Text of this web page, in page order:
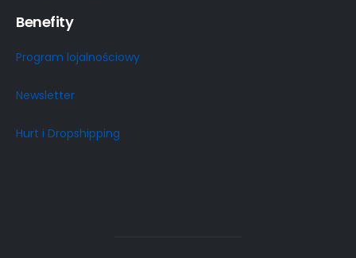
Benefity
Program lojalnościowy
Newsletter
Hurt i Dropshipping